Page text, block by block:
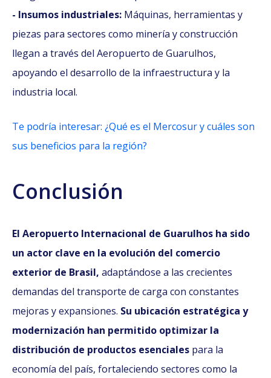
- Insumos industriales: Máquinas, herramientas y
piezas para sectores como minería y construcción
llegan a través del Aeropuerto de Guarulhos,
apoyando el desarrollo de la infraestructura y la
industria local.​
Te podría interesar: ¿Qué es el Mercosur y cuáles son
sus beneficios para la región?
Conclusión
El Aeropuerto Internacional de Guarulhos ha sido
un actor clave en la evolución del comercio
exterior de Brasil, adaptándose a las crecientes
demandas del transporte de carga con constantes
mejoras y expansiones. Su ubicación estratégica y
modernización han permitido optimizar la
distribución de productos esenciales para la
economía del país, fortaleciendo sectores como la